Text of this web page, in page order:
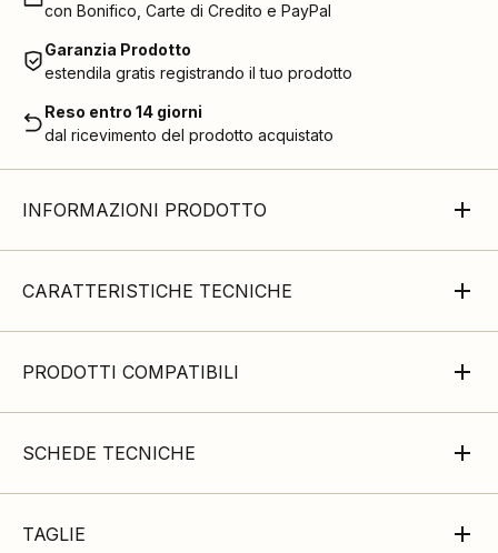
con Bonifico, Carte di Credito e PayPal
Garanzia Prodotto
estendila gratis registrando il tuo prodotto
Reso entro 14 giorni
dal ricevimento del prodotto acquistato
INFORMAZIONI PRODOTTO
CARATTERISTICHE TECNICHE
PRODOTTI COMPATIBILI
SCHEDE TECNICHE
TAGLIE